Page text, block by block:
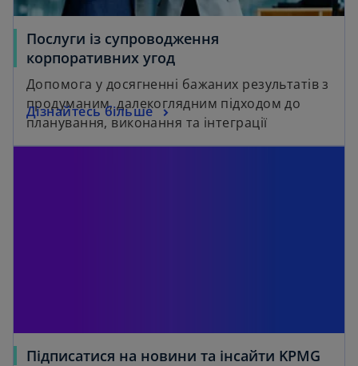
Послуги із супроводження
корпоративних угод
Допомога у досягненні бажаних результатів з
продуманим, далекоглядним підходом до
планування, виконання та інтеграції
Дізнайтесь більше
Підписатися на новини та інсайти KPMG